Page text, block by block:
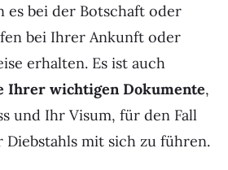
es bei der Botschaft oder
bei Ihrer Ankunft oder
erhalten. Es ist auch
Ihrer wichtigen Dokumente,
und Ihr Visum, für den Fall
Diebstahls mit sich zu führen.